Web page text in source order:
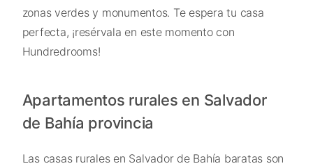
zonas verdes y monumentos. Te espera tu casa
perfecta, ¡resérvala en este momento con
Hundredrooms!
Apartamentos rurales en Salvador
de Bahía provincia
Las casas rurales en Salvador de Bahía baratas son